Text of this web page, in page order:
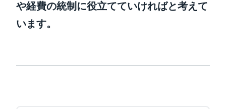
や経費の統制に役立てていければと考えて
います。